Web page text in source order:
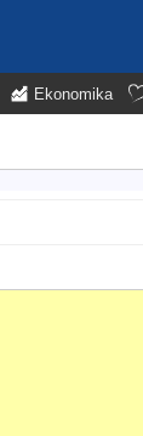
Ekonomika